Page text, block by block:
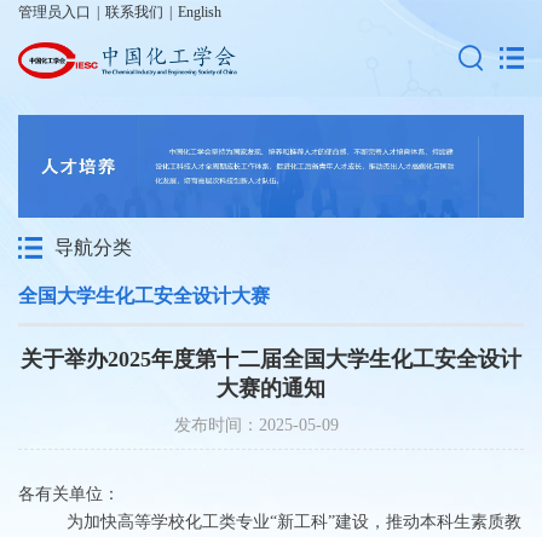
管理员入口 联系我们 English
导航分类
全国大学生化工安全设计大赛
关于举办2025年度第十二届全国大学生化工安全设计
大赛的通知
发布时间：2025-05-09
各有关单位：
为加快高等学校化工类专业“新工科”建设，推动本科生素质教